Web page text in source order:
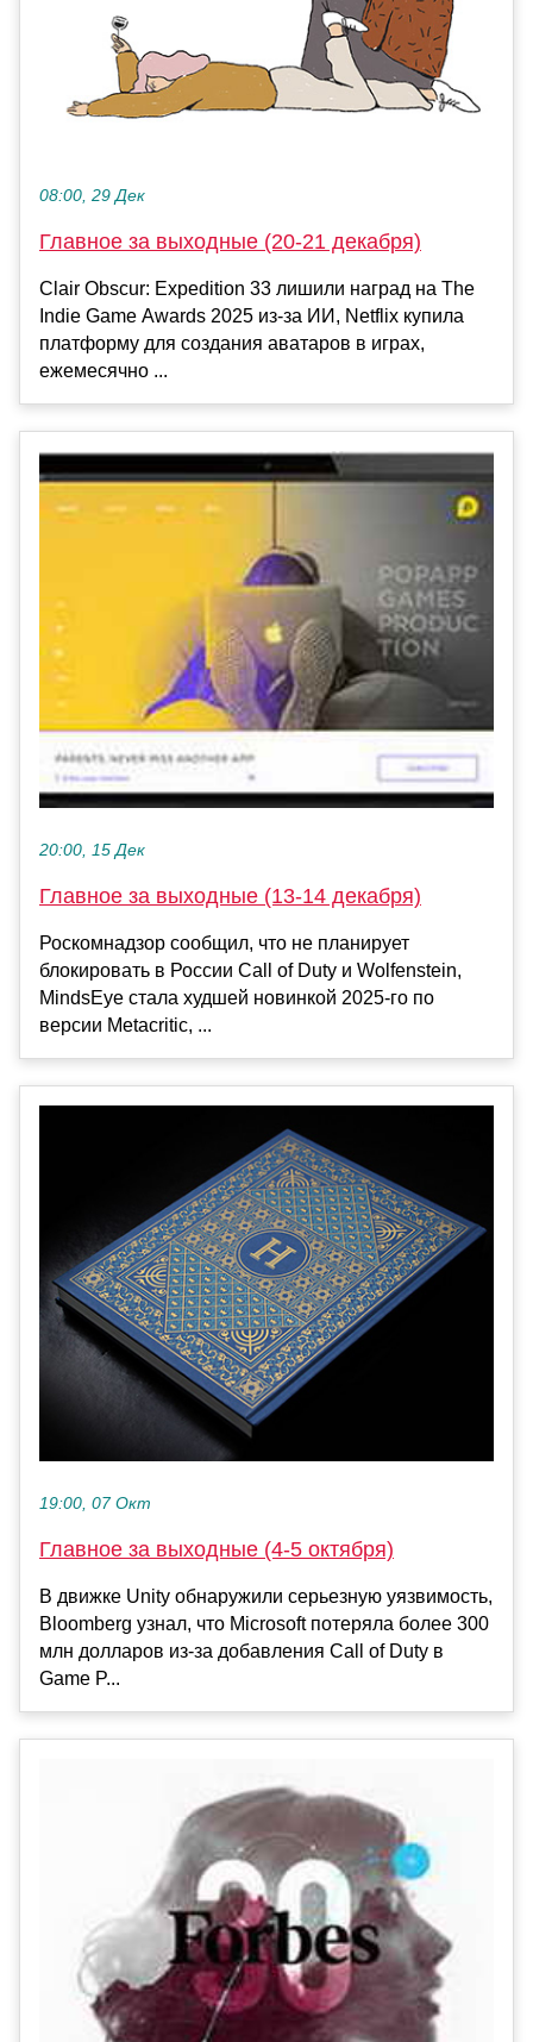
08:00, 29 Дек
Главное за выходные (20-21 декабря)
Clair Obscur: Expedition 33 лишили наград на The
Indie Game Awards 2025 из-за ИИ, Netflix купила
платформу для создания аватаров в играх,
ежемесячно ...
20:00, 15 Дек
Главное за выходные (13-14 декабря)
Роскомнадзор сообщил, что не планирует
блокировать в России Call of Duty и Wolfenstein,
MindsEye стала худшей новинкой 2025-го по
версии Metacritic, ...
19:00, 07 Окт
Главное за выходные (4-5 октября)
В движке Unity обнаружили серьезную уязвимость,
Bloomberg узнал, что Microsoft потеряла более 300
млн долларов из-за добавления Call of Duty в
Game P...